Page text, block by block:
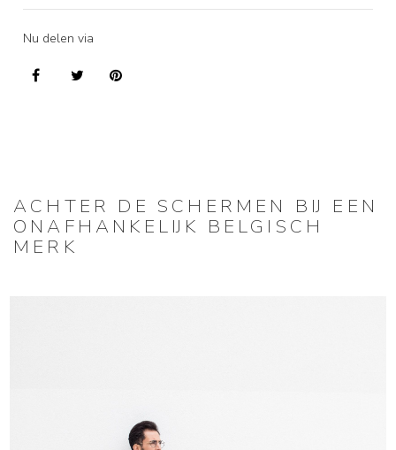
Nu delen via
ACHTER DE SCHERMEN BIJ EEN
ONAFHANKELIJK BELGISCH
MERK